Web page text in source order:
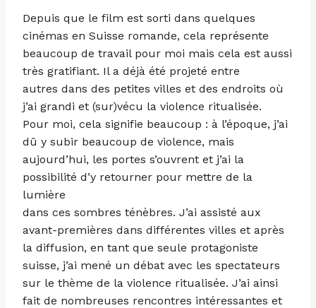
Depuis que le film est sorti dans quelques
cinémas en Suisse romande, cela représente
beaucoup de travail pour moi mais cela est aussi
très gratifiant. Il a déjà été projeté entre
autres dans des petites villes et des endroits où
j’ai grandi et (sur)vécu la violence ritualisée.
Pour moi, cela signifie beaucoup : à l’époque, j’ai
dû y subir beaucoup de violence, mais
aujourd’hui, les portes s’ouvrent et j’ai la
possibilité d’y retourner pour mettre de la
lumière
dans ces sombres ténèbres. J’ai assisté aux
avant-premières dans différentes villes et après
la diffusion, en tant que seule protagoniste
suisse, j’ai mené un débat avec les spectateurs
sur le thème de la violence ritualisée. J’ai ainsi
fait de nombreuses rencontres intéressantes et